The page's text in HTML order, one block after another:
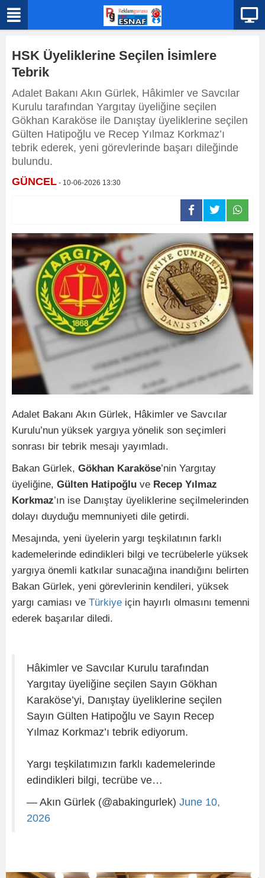
HSK Üyeliklerine Seçilen İsimlere
Tebrik
Adalet Bakanı Akın Gürlek, Hâkimler ve Savcılar
Kurulu tarafından Yargıtay üyeliğine seçilen
Gökhan Karaköse ile Danıştay üyeliklerine seçilen
Gülten Hatipoğlu ve Recep Yılmaz Korkmaz’ı
tebrik ederek, yeni görevlerinde başarı dileğinde
bulundu.
GÜNCEL - 10-06-2026 13:30
Adalet Bakanı Akın Gürlek, Hâkimler ve Savcılar
Kurulu’nun yüksek yargıya yönelik son seçimleri
sonrası bir tebrik mesajı yayımladı.
Bakan Gürlek, Gökhan Karaköse’nin Yargıtay
üyeliğine, Gülten Hatipoğlu ve Recep Yılmaz
Korkmaz’ın ise Danıştay üyeliklerine seçilmelerinden
dolayı duyduğu memnuniyeti dile getirdi.
Mesajında, yeni üyelerin yargı teşkilatının farklı
kademelerinde edindikleri bilgi ve tecrübelerle yüksek
yargıya önemli katkılar sunacağına inandığını belirten
Bakan Gürlek, yeni görevlerinin kendileri, yüksek
yargı camiası ve Türkiye için hayırlı olmasını temenni
ederek başarılar diledi.
Hâkimler ve Savcılar Kurulu tarafından
Yargıtay üyeliğine seçilen Sayın Gökhan
Karaköse’yi, Danıştay üyeliklerine seçilen
Sayın Gülten Hatipoğlu ve Sayın Recep
Yılmaz Korkmaz’ı tebrik ediyorum.
Yargı teşkilatımızın farklı kademelerinde
edindikleri bilgi, tecrübe ve…
— Akın Gürlek (@abakingurlek) June 10,
2026